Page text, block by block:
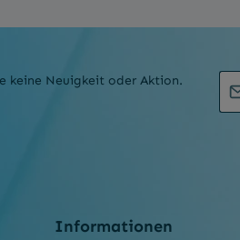
keine Neuigkeit oder Aktion.
Informationen